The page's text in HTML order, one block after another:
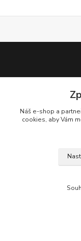
Náš e-shop a
cookies, aby Vám